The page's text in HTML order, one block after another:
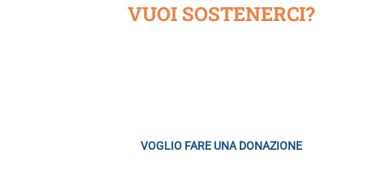
VUOI SOSTENERCI?
VOGLIO FARE UNA DONAZIONE